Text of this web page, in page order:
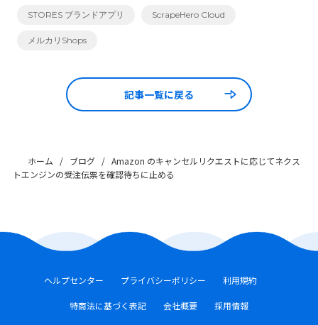
STORES ブランドアプリ ScrapeHero Cloud
メルカリShops
記事一覧に戻る
ホーム / ブログ / Amazon のキャンセルリクエストに応じてネクス
トエンジンの受注伝票を確認待ちに止める
ヘルプセンター プライバシーポリシー 利用規約
特商法に基づく表記 会社概要 採用情報